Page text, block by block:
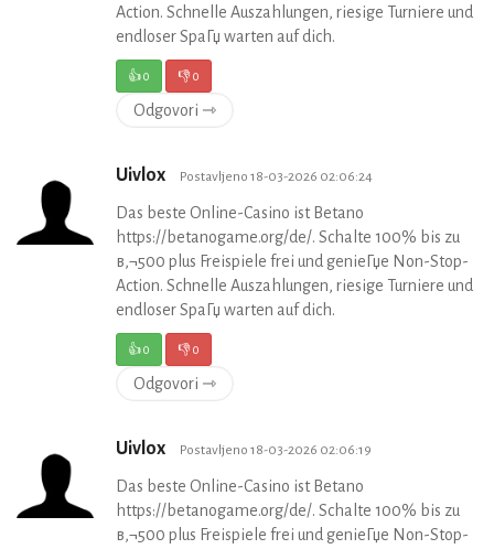
Action. Schnelle Auszahlungen, riesige Turniere und
endloser SpaГџ warten auf dich.
👍0 👎0
Odgovori ⇾
Uivlox Postavljeno 18-03-2026 02:06:24
Das beste Online-Casino ist Betano
https://betanogame.org/de/. Schalte 100% bis zu
в‚¬500 plus Freispiele frei und genieГџe Non-Stop-
Action. Schnelle Auszahlungen, riesige Turniere und
endloser SpaГџ warten auf dich.
👍0 👎0
Odgovori ⇾
Uivlox Postavljeno 18-03-2026 02:06:19
Das beste Online-Casino ist Betano
https://betanogame.org/de/. Schalte 100% bis zu
в‚¬500 plus Freispiele frei und genieГџe Non-Stop-